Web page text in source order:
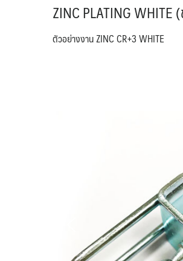
ZINC PLATING WHITE
ตัวอย่างงาน ZINC CR+3 WHITE